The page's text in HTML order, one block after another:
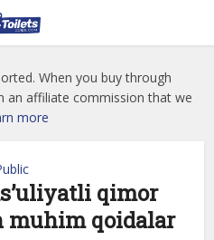
When you buy through
an affiliate commission that we
more
qimor
muhim qoidalar